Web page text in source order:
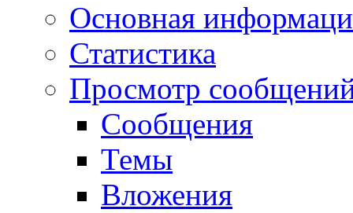
Основная
Статистика
Просмотр
Сообщения
Темы
Вложения